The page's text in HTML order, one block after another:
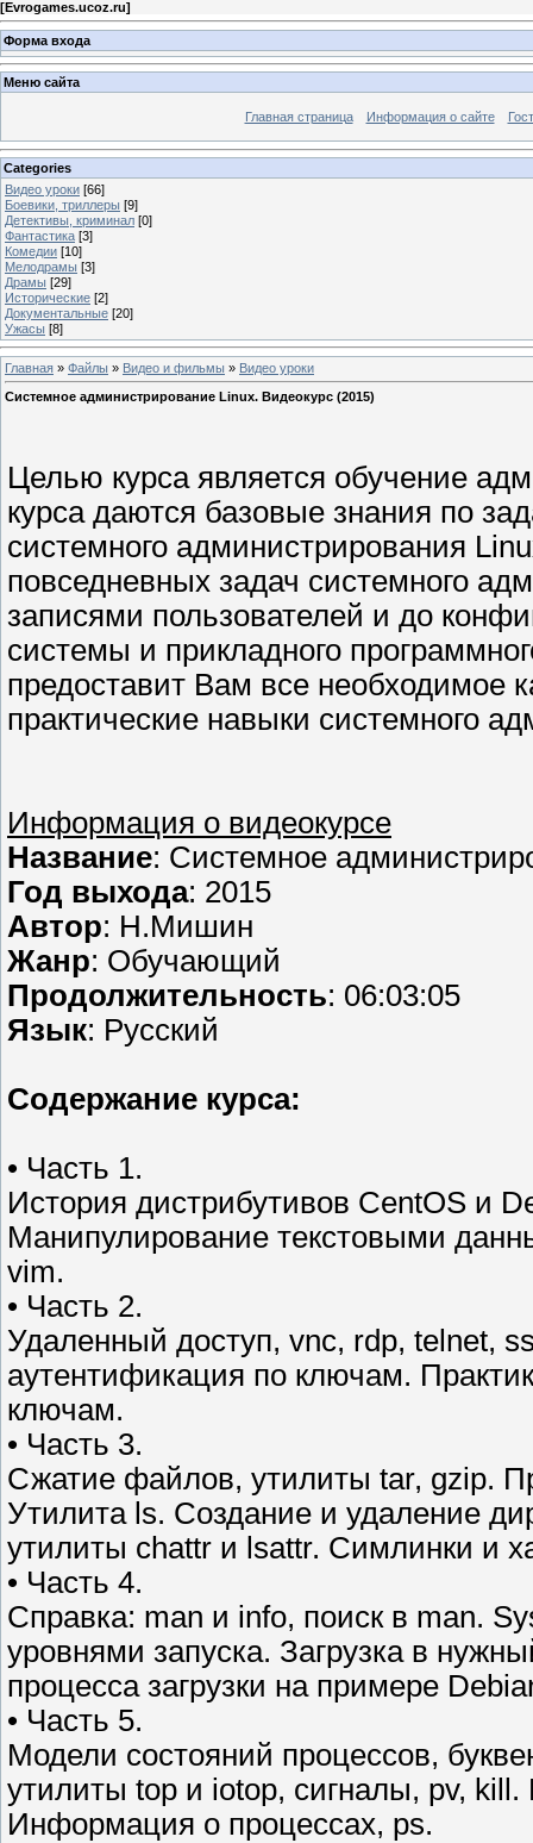
[Evrogames.ucoz.ru]
Форма входа
Меню сайта
Главная страница Информация о сайте
Categories
Видео уроки [66]
Боевики, триллеры [9]
Детективы, криминал [0]
Фантастика [3]
Комедии [10]
Мелодрамы [3]
Драмы [29]
Исторические [2]
Документальные [20]
Ужасы [8]
Главная » Файлы » Видео и фильмы » Видео уроки
Системное администрирование Linux. Видеокурс (2015)
Целью курса является обучение
курса даются базовые знания по
системного администрирования
повседневных задач системного
записями пользователей и до
системы и прикладного
предоставит Вам все необходимое
практические навыки системного
Информация о видеокурсе
Название: Системное
Год выхода: 2015
Автор: Н.Мишин
Жанр: Обучающий
Продолжительность: 06:03:05
Язык: Русский
Содержание курса:
• Часть 1.
История дистрибутивов CentOS и
Манипулирование текстовыми
vim.
• Часть 2.
Удаленный доступ, vnc, rdp, telnet,
аутентификация по ключам.
ключам.
• Часть 3.
Сжатие файлов, утилиты tar, gzip.
Утилита ls. Создание и удаление
утилиты chattr и lsattr. Симлинки и
• Часть 4.
Справка: man и info, поиск в man.
уровнями запуска. Загрузка в
процесса загрузки на примере
• Часть 5.
Модели состояний процессов,
утилиты top и iotop, сигналы, pv,
Информация о процессах, ps.